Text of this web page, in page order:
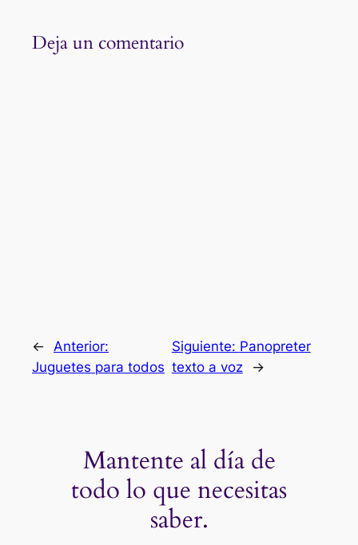
Deja un comentario
←
Anterior:
Juguetes para todos
Siguiente: Panopreter
texto a voz
→
Mantente al día de
todo lo que necesitas
saber.